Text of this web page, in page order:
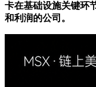
卡在基础设施关键环
和利润的公司。